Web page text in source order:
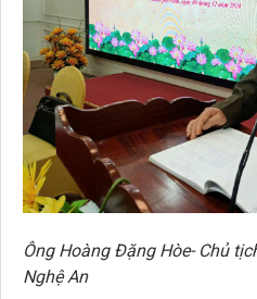
Ông Hoàng Đặng Hòe- Chủ
Nghệ An